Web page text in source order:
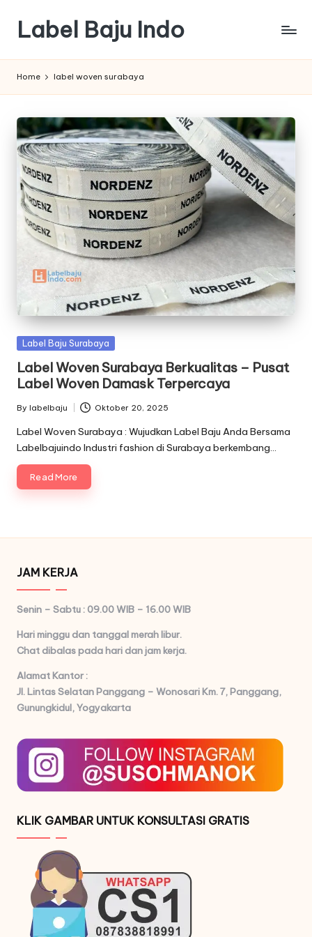
content
Label Baju Indo
Home label woven surabaya
Posted
Label Baju Surabaya
Label Woven Surabaya Berkualitas – Pusat
Label Woven Damask Terpercaya
Posted
by
By labelbaju Oktober 20, 2025
Label Woven Surabaya : Wujudkan Label Baju Anda Bersama
Labelbajuindo Industri fashion di Surabaya berkembang…
Read More
JAM KERJA
Senin – Sabtu : 09.00 WIB – 16.00 WIB
Hari minggu dan tanggal merah libur.
Chat dibalas pada hari dan jam kerja.
Alamat Kantor :
Jl. Lintas Selatan Panggang – Wonosari Km. 7, Panggang,
Gunungkidul, Yogyakarta
KLIK GAMBAR UNTUK KONSULTASI GRATIS